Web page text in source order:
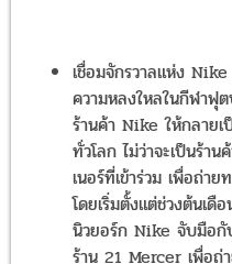
เชื่อมจักรวาลแห่ง
ความหลงใหลในกีฬา
ร้านค้า Nike ให้กลาย
ทั่วโลก ไม่ว่าจะเป็นร้
เนอร์ที่เข้าร่วม เพื่อถ่า
โดยเริ่มตั้งแต่ช่วงต้นเ
นิวยอร์ก Nike จับมือ
ร้าน 21 Mercer เพื่อถ่